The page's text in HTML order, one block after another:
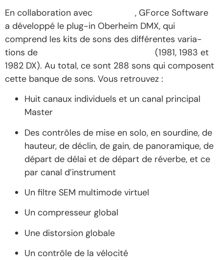
En colla­bo­ra­tion avec
, GForce Soft­ware
a déve­loppé le plug-in Oberheim DMX, qui
comprend les kits de sons des diffé­rentes varia­
tions de
(1981, 1983 et
1982 DX). Au total, ce sont 288 sons qui composent
cette banque de sons. Vous retrou­vez :
Huit canaux indi­vi­duels et un canal prin­ci­pal
Master
Des contrôles de mise en solo, en sour­dine, de
hauteur, de déclin, de gain, de pano­ra­mique, de
départ de délai et de départ de réverbe, et ce
par canal d’ins­tru­ment
Un filtre SEM multi­mode virtuel
Un compres­seur global
Une distor­sion globale
Un contrôle de la vélo­cité